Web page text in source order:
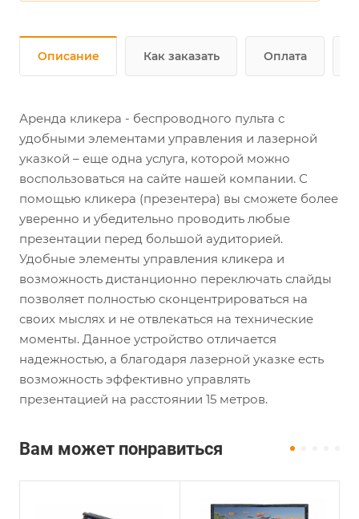
Описание Как заказать Оплата
Аренда кликера - беспроводного пульта с
удобными элементами управления и лазерной
указкой – еще одна услуга, которой можно
воспользоваться на сайте нашей компании. С
помощью кликера (презентера) вы сможете более
уверенно и убедительно проводить любые
презентации перед большой аудиторией.
Удобные элементы управления кликера и
возможность дистанционно переключать слайды
позволяет полностью сконцентрироваться на
своих мыслях и не отвлекаться на технические
моменты. Данное устройство отличается
надежностью, а благодаря лазерной указке есть
возможность эффективно управлять
презентацией на расстоянии 15 метров.
Вам может понравиться